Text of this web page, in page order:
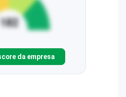
da empresa